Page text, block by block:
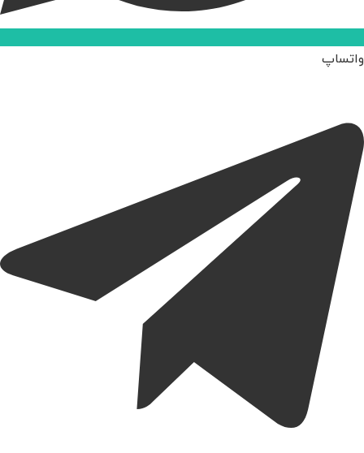
واتساپ